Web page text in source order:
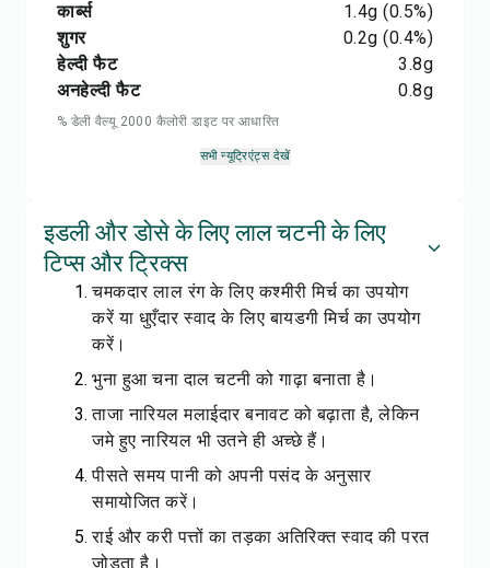
कार्ब्स
1.4g (0.5%)
शुगर
0.2g (0.4%)
हेल्दी फैट
3.8g
अनहेल्दी फैट
0.8g
% डेली वैल्यू 2000 कैलोरी डाइट पर आधारित
सभी न्यूट्रिएंट्स देखें
इडली और डोसे के लिए लाल चटनी के लिए
टिप्स और ट्रिक्स
चमकदार लाल रंग के लिए कश्मीरी मिर्च का उपयोग
करें या धुएँदार स्वाद के लिए बायडगी मिर्च का उपयोग
करें।
भुना हुआ चना दाल चटनी को गाढ़ा बनाता है।
ताजा नारियल मलाईदार बनावट को बढ़ाता है, लेकिन
जमे हुए नारियल भी उतने ही अच्छे हैं।
पीसते समय पानी को अपनी पसंद के अनुसार
समायोजित करें।
राई और करी पत्तों का तड़का अतिरिक्त स्वाद की परत
जोड़ता है।